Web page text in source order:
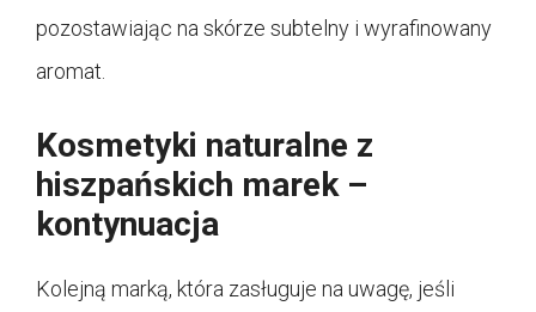
pozostawiając na skórze subtelny i wyrafinowany
aromat.
Kosmetyki naturalne z
hiszpańskich marek –
kontynuacja
Kolejną marką, która zasługuje na uwagę, jeśli